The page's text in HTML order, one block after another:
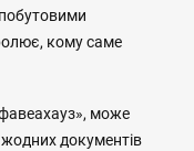
кому саме
може
документів